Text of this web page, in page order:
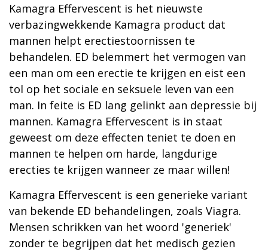
Kamagra Effervescent is het nieuwste
verbazingwekkende Kamagra product dat
mannen helpt erectiestoornissen te
behandelen. ED belemmert het vermogen van
een man om een erectie te krijgen en eist een
tol op het sociale en seksuele leven van een
man. In feite is ED lang gelinkt aan depressie bij
mannen. Kamagra Effervescent is in staat
geweest om deze effecten teniet te doen en
mannen te helpen om harde, langdurige
erecties te krijgen wanneer ze maar willen!
Kamagra Effervescent is een generieke variant
van bekende ED behandelingen, zoals Viagra.
Mensen schrikken van het woord 'generiek'
zonder te begrijpen dat het medisch gezien